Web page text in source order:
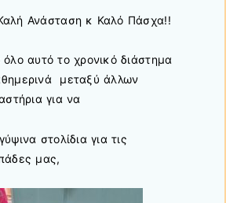
Ανάσταση κ Καλό Πάσχα!!
όλο αυτό το χρονικό διάστημα
μεταξύ άλλων
για να
στολίδια για τις
μας,